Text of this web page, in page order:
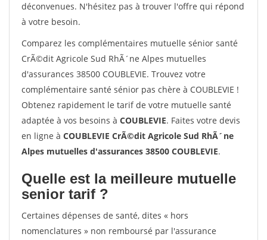
déconvenues. N'hésitez pas à trouver l'offre qui répond
à votre besoin.
Comparez les complémentaires mutuelle sénior santé
CrÃ©dit Agricole Sud RhÃ´ne Alpes mutuelles
d'assurances 38500 COUBLEVIE. Trouvez votre
complémentaire santé sénior pas chère à COUBLEVIE !
Obtenez rapidement le tarif de votre mutuelle santé
adaptée à vos besoins à COUBLEVIE. Faites votre devis
en ligne à COUBLEVIE CrÃ©dit Agricole Sud RhÃ´ne
Alpes mutuelles d'assurances 38500 COUBLEVIE.
Quelle est la meilleure mutuelle
senior tarif ?
Certaines dépenses de santé, dites « hors
nomenclatures » non remboursé par l'assurance